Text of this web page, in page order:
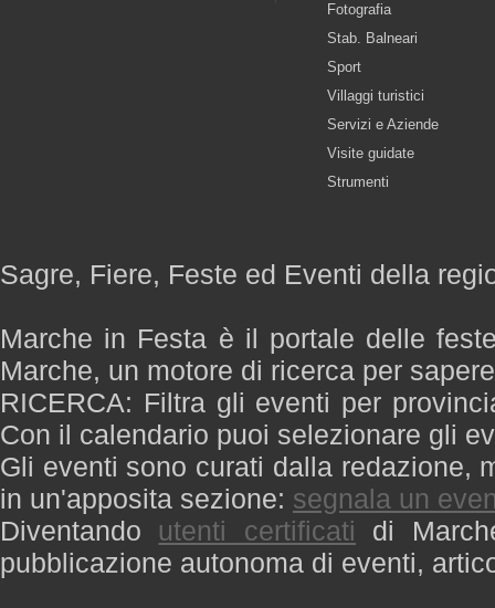
Fotografia
Stab. Balneari
Sport
Villaggi turistici
Servizi e Aziende
Visite guidate
Strumenti
Sagre, Fiere, Feste ed Eventi della
Marche in Festa è il portale delle
Marche, un motore di ricerca per
RICERCA: Filtra gli eventi per
Con il calendario puoi selezionare gli
Gli eventi sono curati dalla redazione,
in un'apposita sezione: segnala un
Diventando utenti certificati di
pubblicazione autonoma di eventi,